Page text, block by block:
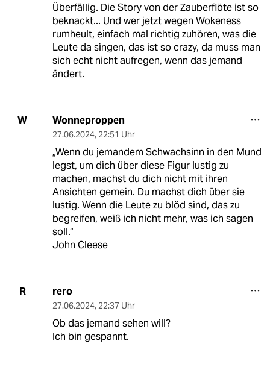
Überfällig. Die Story von der Zauberflöte ist so
beknackt... Und wer jetzt wegen Wokeness
rumheult, einfach mal richtig zuhören, was die
Leute da singen, das ist so crazy, da muss man
sich echt nicht aufregen, wenn das jemand
ändert.
W Wonneproppen
27.06.2024, 22:51 Uhr
„Wenn du jemandem Schwachsinn in den Mund
legst, um dich über diese Figur lustig zu
machen, machst du dich nicht mit ihren
Ansichten gemein. Du machst dich über sie
lustig. Wenn die Leute zu blöd sind, das zu
begreifen, weiß ich nicht mehr, was ich sagen
soll.“
John Cleese
R rero
27.06.2024, 22:37 Uhr
Ob das jemand sehen will?
Ich bin gespannt.